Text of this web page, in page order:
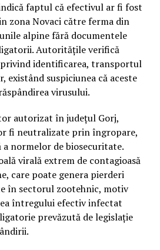
faptul că efectivul ar fi fost
zona Novaci către ferma din
alpine fără documentele
Autoritățile verifică
identificarea, transportul
existând suspiciunea că aceste
virusului.
autorizat în județul Gorj,
fi neutralizate prin îngropare,
normelor de biosecuritate.
virală extrem de contagioasă
care poate genera pierderi
în sectorul zootehnic, motiv
întregului efectiv infectat
prevăzută de legislație